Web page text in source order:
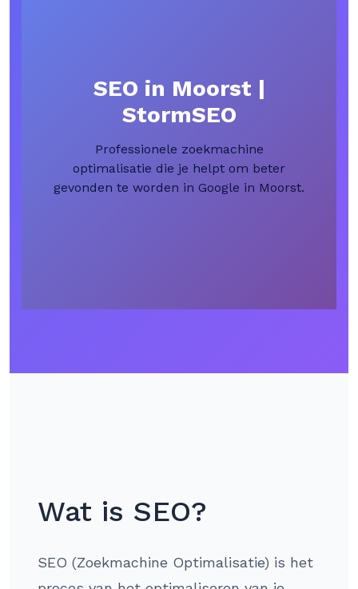
SEO in Moorst |
StormSEO
Professionele zoekmachine
optimalisatie die je helpt om beter
gevonden te worden in Google in Moorst.
Wat is SEO?
SEO (Zoekmachine Optimalisatie) is het